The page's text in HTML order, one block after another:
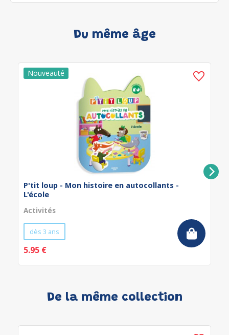
Du même âge
P'tit loup - Mon histoire en autocollants -
L'école
Activités
dès 3 ans
5.95 €
De la même collection